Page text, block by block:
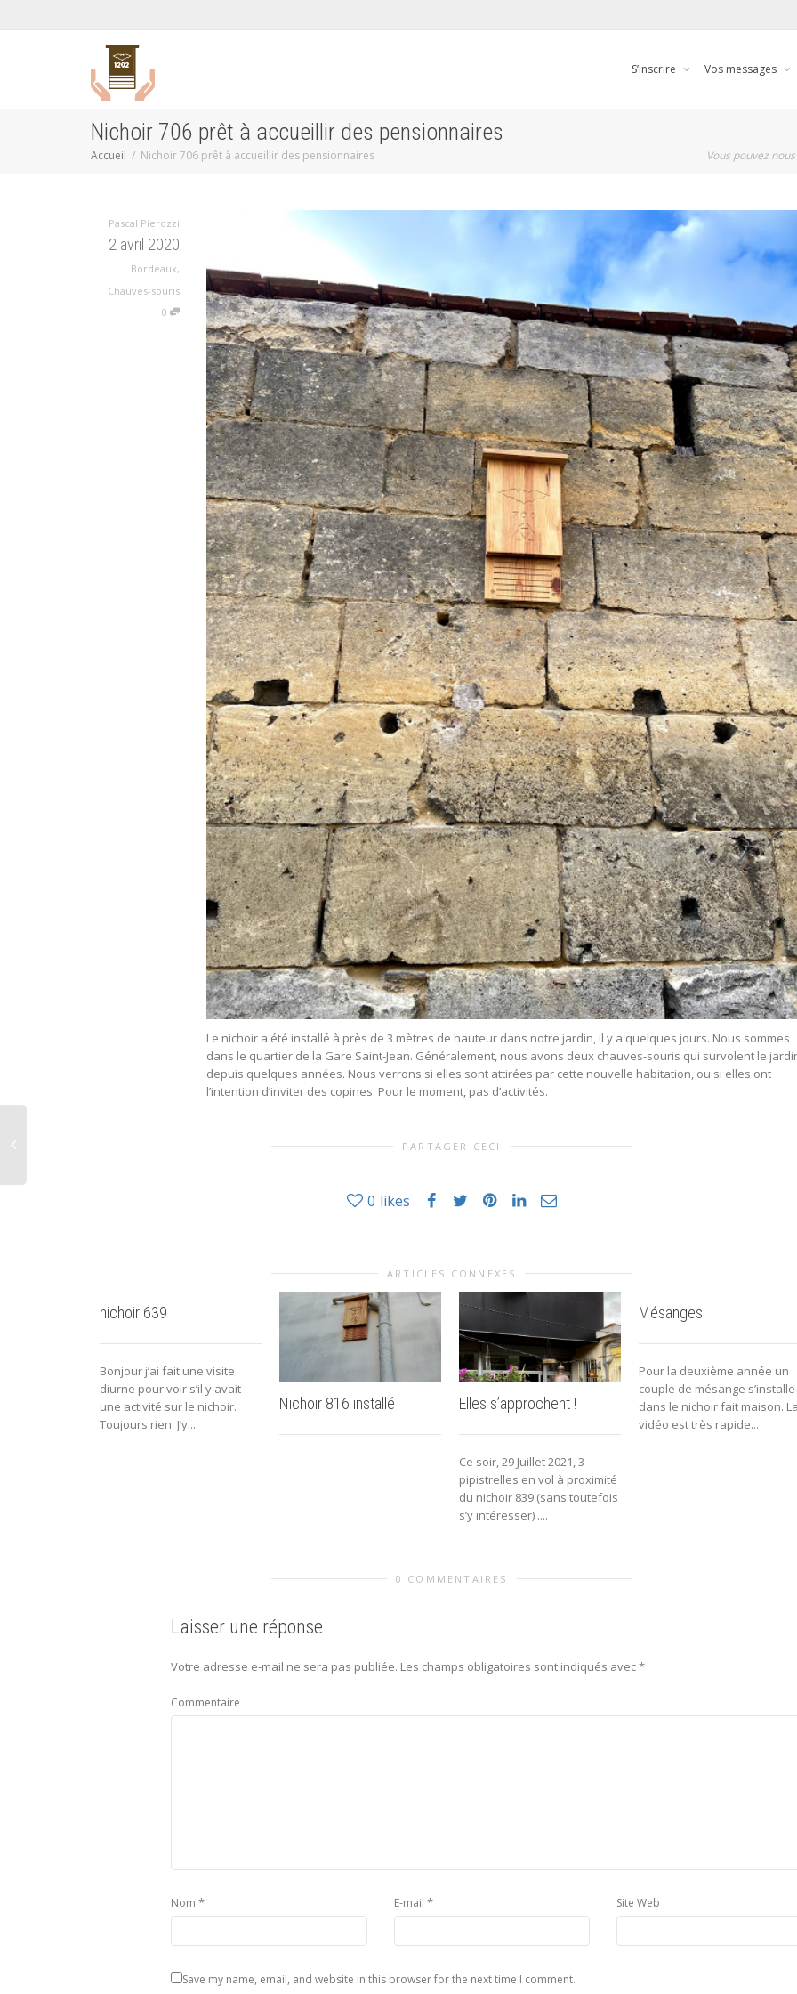
S’inscrire Vos messages
Nichoir 706 prêt à accueillir des pensionnaires
Accueil Nichoir 706 prêt à accueillir des pensionnaires Vous pouvez
Pascal Pierozzi
2 avril 2020
Bordeaux,
Chauves-souris
0
Le nichoir a été installé à près de 3 mètres de hauteur dans notre jardin, il y a quelques jours. Nous sommes
dans le quartier de la Gare Saint-Jean. Généralement, nous avons deux chauves-souris qui survolent le
depuis quelques années. Nous verrons si elles sont attirées par cette nouvelle habitation, ou si elles ont
l’intention d’inviter des copines. Pour le moment, pas d’activités.
PARTAGER CECI
0 likes
ARTICLES CONNEXES
nichoir 639
Bonjour j’ai fait une visite
diurne pour voir s’il y avait
une activité sur le nichoir.
Toujours rien. J’y...
Nichoir 816 installé Elles s’approchent !
Ce soir, 29 Juillet 2021, 3
pipistrelles en vol à proximité
du nichoir 839 (sans toutefois
s’y intéresser) ....
Mésanges
Pour la deuxième année un
couple de mésange s’installe
dans le nichoir fait maison. La
vidéo est très rapide...
0 COMMENTAIRES
Laisser une réponse
Votre adresse e-mail ne sera pas publiée. Les champs obligatoires sont indiqués avec*
Commentaire
Nom * E-mail * Site Web
Save my name, email, and website in this browser for the next time I comment.